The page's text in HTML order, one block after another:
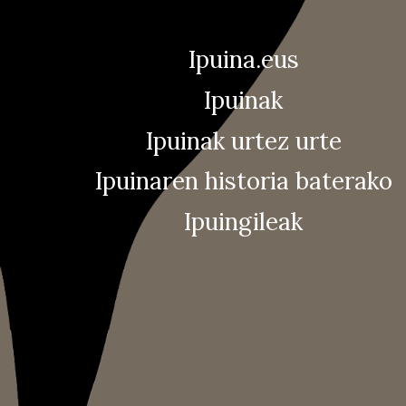
Ipuina.eus
Ipuinak
Ipuinak urtez urte
Ipuinaren historia baterako
Ipuingileak